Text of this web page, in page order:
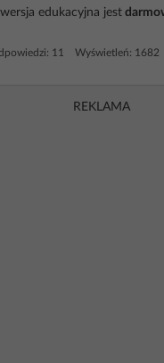
edukacyjna jest
11 Wyświetleń: 1682
REKLAMA